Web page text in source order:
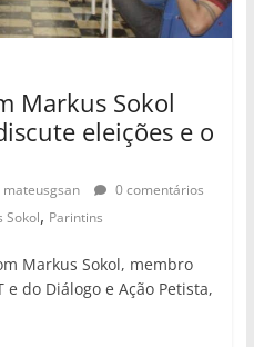
Markus Sokol
eleições e o
mateusgsan
0 comentários
Sokol, Parintins
Markus Sokol, membro
do Diálogo e Ação Petista,